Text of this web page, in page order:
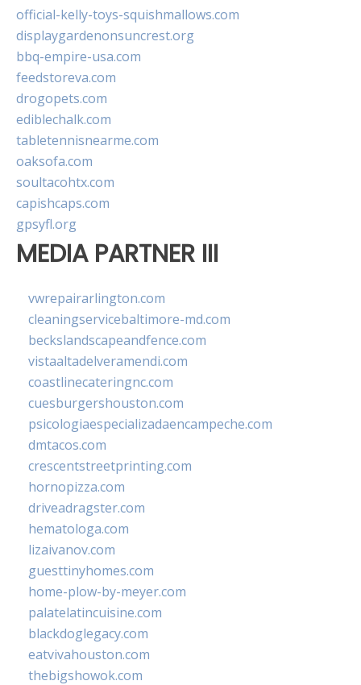
official-kelly-toys-squishmallows.com
displaygardenonsuncrest.org
bbq-empire-usa.com
feedstoreva.com
drogopets.com
ediblechalk.com
tabletennisnearme.com
oaksofa.com
soultacohtx.com
capishcaps.com
gpsyfl.org
MEDIA PARTNER III
vwrepairarlington.com
cleaningservicebaltimore-md.com
beckslandscapeandfence.com
vistaaltadelveramendi.com
coastlinecateringnc.com
cuesburgershouston.com
psicologiaespecializadaencampeche.com
dmtacos.com
crescentstreetprinting.com
hornopizza.com
driveadragster.com
hematologa.com
lizaivanov.com
guesttinyhomes.com
home-plow-by-meyer.com
palatelatincuisine.com
blackdoglegacy.com
eatvivahouston.com
thebigshowok.com